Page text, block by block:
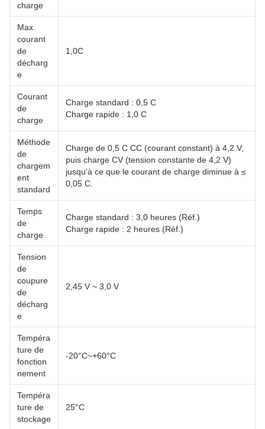
charge
Max.
courant
de
décharg
e
1,0C
Courant
de
charge
Charge standard : 0,5 C
Charge rapide : 1,0 C
Méthode
de
chargem
ent
standard
Charge de 0,5 C CC (courant constant) à 4,2 V,
puis charge CV (tension constante de 4,2 V)
jusqu'à ce que le courant de charge diminue à ≤
0,05 C.
Temps
de
charge
Charge standard : 3,0 heures (Réf.)
Charge rapide : 2 heures (Réf.)
Tension
de
coupure
de
décharg
e
2,45 V ~ 3,0 V
Tempéra
ture de
fonction
nement
-20°C~+60°C
Tempéra
ture de
stockage
25°C